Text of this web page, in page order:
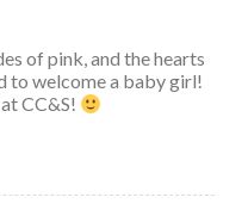
of pink, and the hearts
to welcome a baby girl!
CC&S!